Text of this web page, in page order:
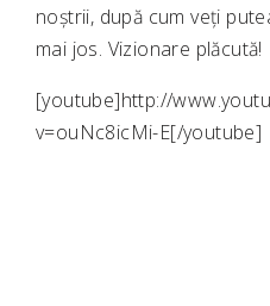
noștrii, după cum veți
mai jos. Vizionare plăcută!
[youtube]http://
v=ouNc8icMi-E[/youtube]